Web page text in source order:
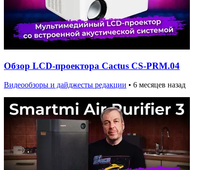
Обзор LCD-проектора Cactus CS-PRM.04
Видеообзоры и дайджесты редакции • 6 месяцев назад